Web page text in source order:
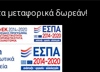
μεταφορικά δωρεάν!